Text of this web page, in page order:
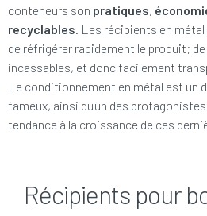
conteneurs son pratiques,
recyclables. Les récipients en
de réfrigérer rapidement le produit;
incassables, et donc facilement
Le conditionnement en métal est un
fameux, ainsi qu'un des
tendance à la croissance de ces
Récipients pour